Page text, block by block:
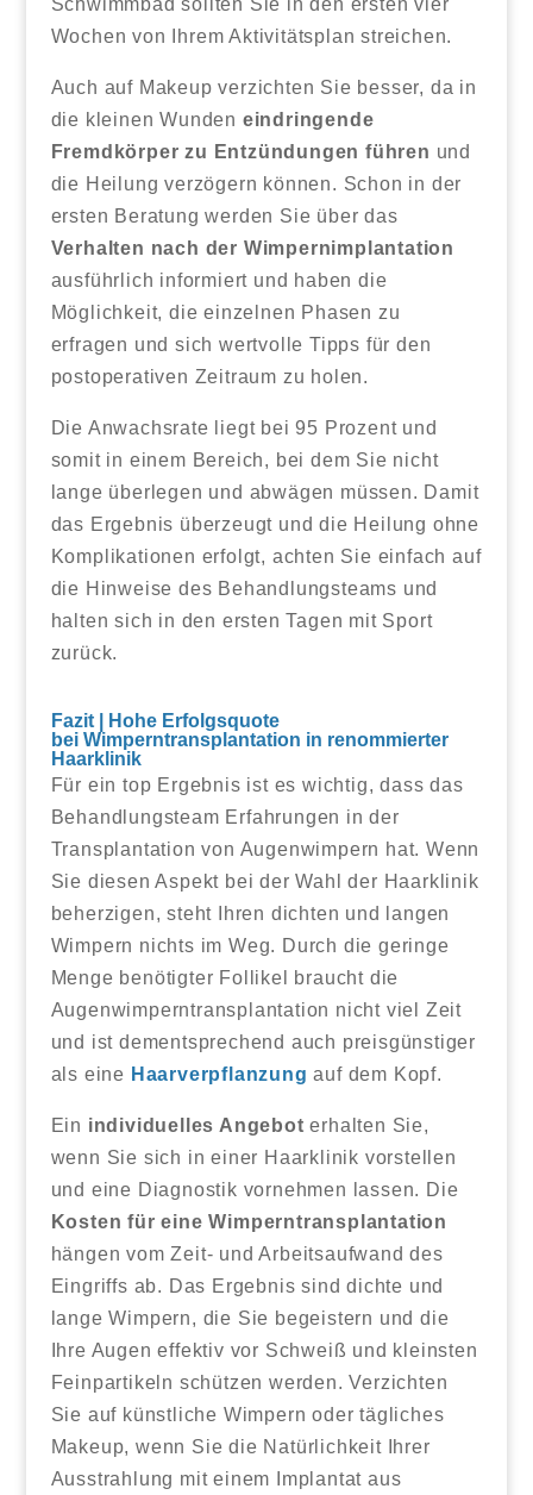
Schwimmbad sollten Sie in den ersten vier
Wochen von Ihrem Aktivitätsplan streichen.
Auch auf Makeup verzichten Sie besser, da in
die kleinen Wunden eindringende
Fremdkörper zu Entzündungen führen und
die Heilung verzögern können. Schon in der
ersten Beratung werden Sie über das
Verhalten nach der Wimpernimplantation
ausführlich informiert und haben die
Möglichkeit, die einzelnen Phasen zu
erfragen und sich wertvolle Tipps für den
postoperativen Zeitraum zu holen.
Die Anwachsrate liegt bei 95 Prozent und
somit in einem Bereich, bei dem Sie nicht
lange überlegen und abwägen müssen. Damit
das Ergebnis überzeugt und die Heilung ohne
Komplikationen erfolgt, achten Sie einfach auf
die Hinweise des Behandlungsteams und
halten sich in den ersten Tagen mit Sport
zurück.
Fazit | Hohe Erfolgsquote
bei Wimperntransplantation in renommierter
Haarklinik
Für ein top Ergebnis ist es wichtig, dass das
Behandlungsteam Erfahrungen in der
Transplantation von Augenwimpern hat. Wenn
Sie diesen Aspekt bei der Wahl der Haarklinik
beherzigen, steht Ihren dichten und langen
Wimpern nichts im Weg. Durch die geringe
Menge benötigter Follikel braucht die
Augenwimperntransplantation nicht viel Zeit
und ist dementsprechend auch preisgünstiger
als eine Haarverpflanzung auf dem Kopf.
Ein individuelles Angebot erhalten Sie,
wenn Sie sich in einer Haarklinik vorstellen
und eine Diagnostik vornehmen lassen. Die
Kosten für eine Wimperntransplantation
hängen vom Zeit- und Arbeitsaufwand des
Eingriffs ab. Das Ergebnis sind dichte und
lange Wimpern, die Sie begeistern und die
Ihre Augen effektiv vor Schweiß und kleinsten
Feinpartikeln schützen werden. Verzichten
Sie auf künstliche Wimpern oder tägliches
Makeup, wenn Sie die Natürlichkeit Ihrer
Ausstrahlung mit einem Implantat aus